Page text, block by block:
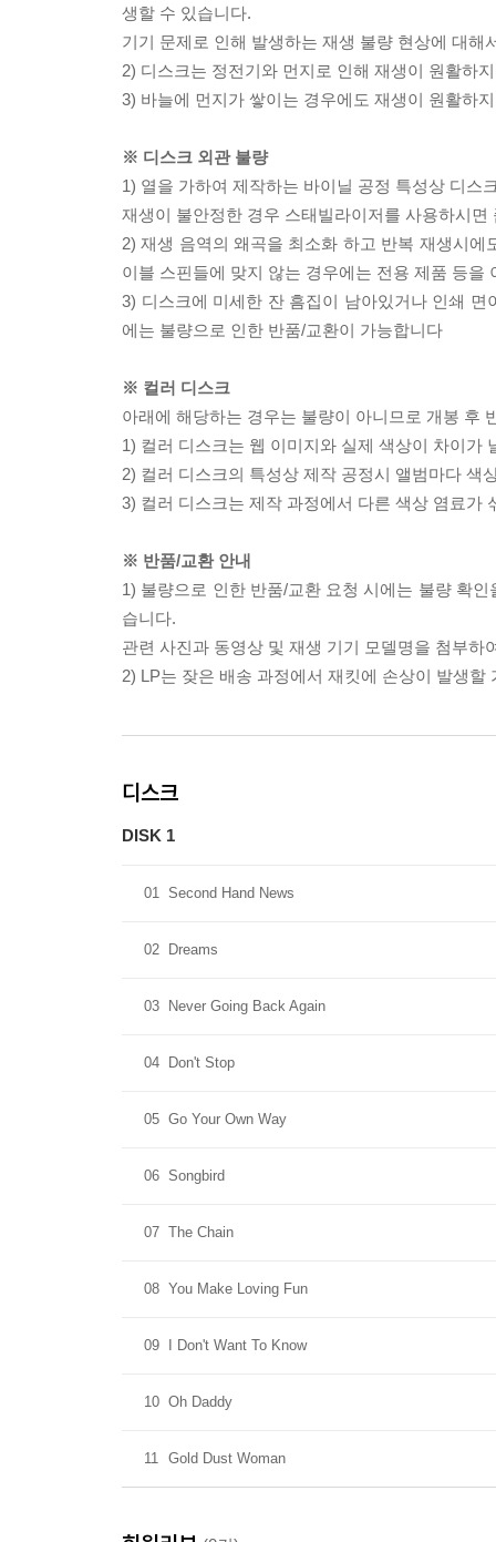
생할 수 있습니다.
기기 문제로 인해 발생하는 재생 불량 현상에 대
2) 디스크는 정전기와 먼지로 인해 재생이 원활하
3) 바늘에 먼지가 쌓이는 경우에도 재생이 원활하
※ 디스크 외관 불량
1) 열을 가하여 제작하는 바이닐 공정 특성상 디스
재생이 불안정한 경우 스태빌라이저를 사용하시
2) 재생 음역의 왜곡을 최소화 하고 반복 재생시
이블 스핀들에 맞지 않는 경우에는 전용 제품 등
3) 디스크에 미세한 잔 흠집이 남아있거나 인쇄
에는 불량으로 인한 반품/교환이 가능합니다
※ 컬러 디스크
아래에 해당하는 경우는 불량이 아니므로 개봉 후
1) 컬러 디스크는 웹 이미지와 실제 색상이 차이가
2) 컬러 디스크의 특성상 제작 공정시 앨범마다 색
3) 컬러 디스크는 제작 과정에서 다른 색상 염료가
※ 반품/교환 안내
1) 불량으로 인한 반품/교환 요청 시에는 불량 확
습니다.
관련 사진과 동영상 및 재생 기기 모델명을 첨부하
2) LP는 잦은 배송 과정에서 재킷에 손상이 발생
디스크
DISK 1
01 Second Hand News
02 Dreams
03 Never Going Back Again
04 Don't Stop
05 Go Your Own Way
06 Songbird
07 The Chain
08 You Make Loving Fun
09 I Don't Want To Know
10 Oh Daddy
11 Gold Dust Woman